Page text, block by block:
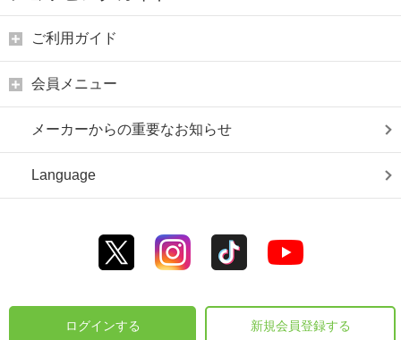
ご利用ガイド
会員メニュー
メーカーからの重要なお知らせ
Language
ログインする 新規会員登録する